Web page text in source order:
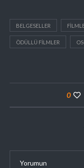
BELGESELLER
ÖDÜLLÜ FILMLER
0